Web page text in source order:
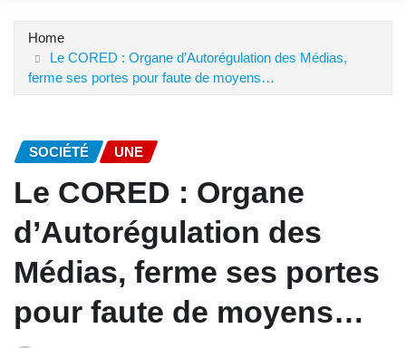
Home
Le CORED : Organe d’Autorégulation des Médias,
ferme ses portes pour faute de moyens…
SOCIÉTÉ UNE
Le CORED : Organe
d’Autorégulation des
Médias, ferme ses portes
pour faute de moyens…